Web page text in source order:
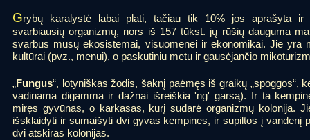
Grybų karalystė labai plati, tačiau tik 10% jos aprašyta ir
svarbiausių organizmų, nors iš 157 tūkst. jų rūšių dauguma
svarbūs mūsų ekosistemai, visuomenei ir ekonomikai. Jie yra
kultūrai (pvz., menui), o paskutiniu metu ir gausėjančio
„Fungus“, lotyniškas žodis, šaknį paėmęs iš graikų „spoggos“,
vadinama digamma ir dažnai išreiškia 'ng' garsą). Ir ta
miręs gyvūnas, o karkasas, kurį sudarė organizmų kolonija.
išsklaidyti ir sumaišyti dvi gyvas kempines, ir supiltos į vandenį
dvi atskiras kolonijas.